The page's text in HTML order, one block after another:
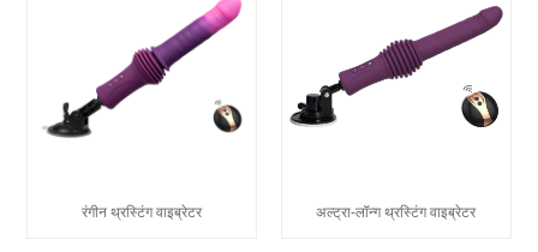
रंगीन थ्रस्टिंग वाइब्रेटर अल्ट्रा-लॉन्ग थ्रस्टिंग वाइब्रेटर